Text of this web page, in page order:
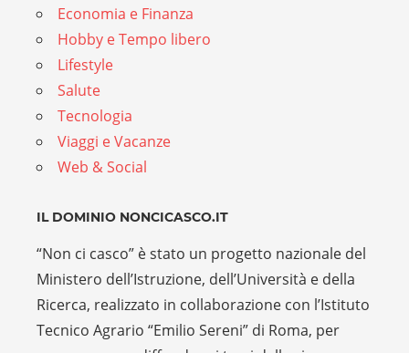
Economia e Finanza
Hobby e Tempo libero
Lifestyle
Salute
Tecnologia
Viaggi e Vacanze
Web & Social
IL DOMINIO NONCICASCO.IT
“Non ci casco” è stato un progetto nazionale del
Ministero dell’Istruzione, dell’Università e della
Ricerca, realizzato in collaborazione con l’Istituto
Tecnico Agrario “Emilio Sereni” di Roma, per